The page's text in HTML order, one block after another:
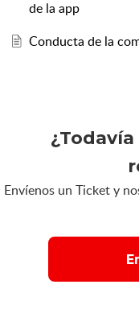
de la app
Conducta de la
Envíenos un Ticket y